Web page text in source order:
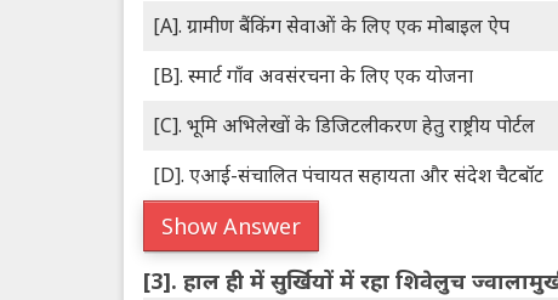
[A]. ग्रामीण बैंकिंग सेवाओं के लिए एक मोबाइल ऐप
[B]. स्मार्ट गाँव अवसंरचना के लिए एक योजना
[C]. भूमि अभिलेखों के डिजिटलीकरण हेतु राष्ट्रीय पोर्टल
[D]. एआई-संचालित पंचायत सहायता और संदेश चैटबॉट
Show Answer
[3]. हाल ही में सुर्खियों में रहा शिवेलुच